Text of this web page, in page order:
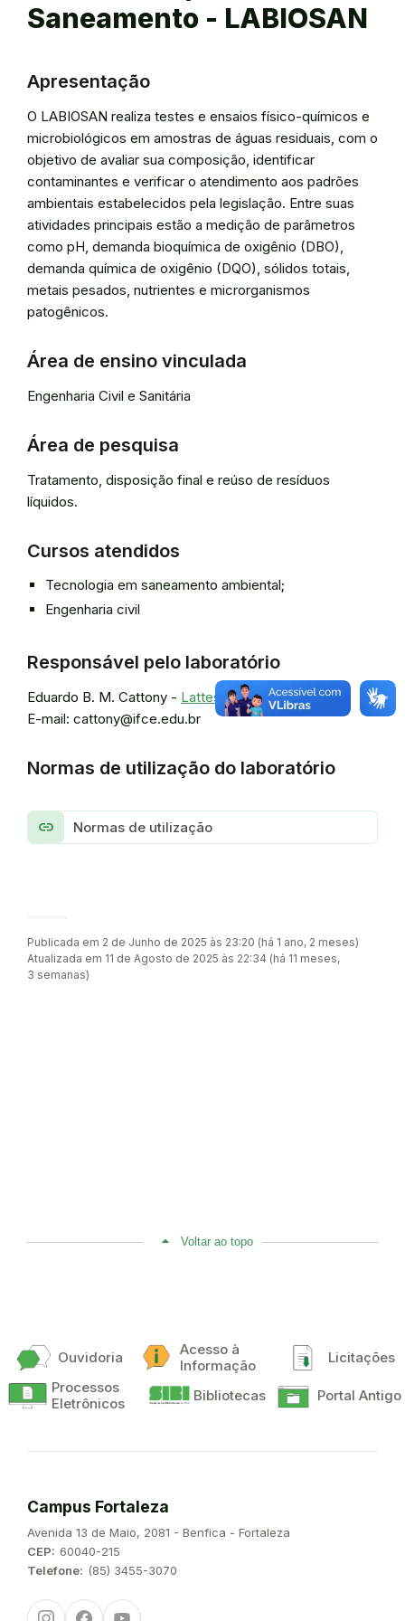
Saneamento - LABIOSAN
Apresentação
O LABIOSAN realiza testes e ensaios físico-químicos e
microbiológicos em amostras de águas residuais, com o
objetivo de avaliar sua composição, identificar
contaminantes e verificar o atendimento aos padrões
ambientais estabelecidos pela legislação. Entre suas
atividades principais estão a medição de parâmetros
como pH, demanda bioquímica de oxigênio (DBO),
demanda química de oxigênio (DQO), sólidos totais,
metais pesados, nutrientes e microrganismos
patogênicos.
Área de ensino vinculada
Engenharia Civil e Sanitária
Área de pesquisa
Tratamento, disposição final e reúso de resíduos
líquidos.
Cursos atendidos
Tecnologia em saneamento ambiental;
Engenharia civil
Responsável pelo laboratório
Eduardo B. M. Cattony - Lattes
E-mail: cattony@ifce.edu.br
Normas de utilização do laboratório
link Normas de utilização
Publicada em 2 de Junho de 2025 às 23:20 (há 1 ano, 2 meses)
Atualizada em 11 de Agosto de 2025 às 22:34 (há 11 meses,
3 semanas)
Voltar ao topo
Ouvidoria
Acesso à
Informação
Licitações
Processos
Eletrônicos
Bibliotecas Portal Antigo
Campus Fortaleza
Endereço:
Avenida 13 de Maio, 2081 - Benfica - Fortaleza
CEP: 60040-215
Telefone: (85) 3455-3070
InstagramFacebookYoutube